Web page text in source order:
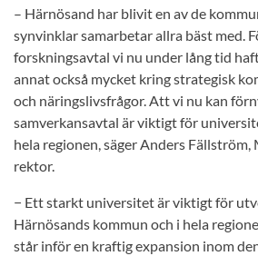
– Härnösand har blivit en av de
synvinklar samarbetar allra bäst med.
forskningsavtal vi nu under lång tid
annat också mycket kring strategisk
och näringslivsfrågor. Att vi nu kan
samverkansavtal är viktigt för
hela regionen, säger Anders
rektor.
− Ett starkt universitet är viktigt för
Härnösands kommun och i hela
står inför en kraftig expansion inom